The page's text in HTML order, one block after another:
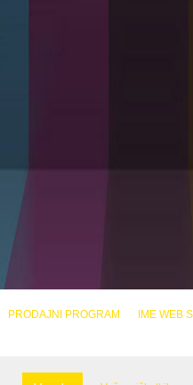
PRODAJNI PROGRAM IME WEB
S.P., Glavni trg 3 2380 Slovenj